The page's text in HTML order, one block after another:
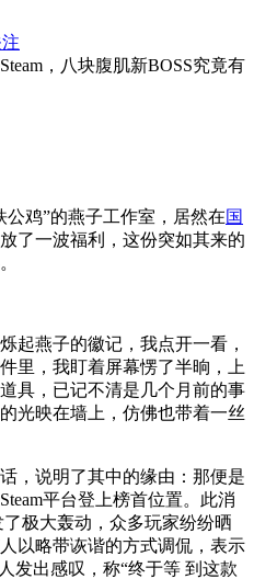
，八块腹肌新BOSS究竟有
鸡”的燕子工作室，居然在国
了一波福利，这份突如其来的
起燕子的徽记，我点开一看，
里，我盯着屏幕愣了半晌，上
具，已记不清是几个月前的事
光映在墙上，仿佛也带着一丝
，说明了其中的缘由：那便是
平台登上榜首位置。此消
极大轰动，众多玩家纷纷晒
以略带诙谐的方式调侃，表示
发出感叹，称“终于等 到这款